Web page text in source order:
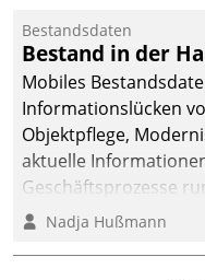
Bestandsdaten
Bestand in der
Mobiles
Informationslücken
Objektpflege,
aktuelle
Geschäftsprozesse
Nadja Hußmann